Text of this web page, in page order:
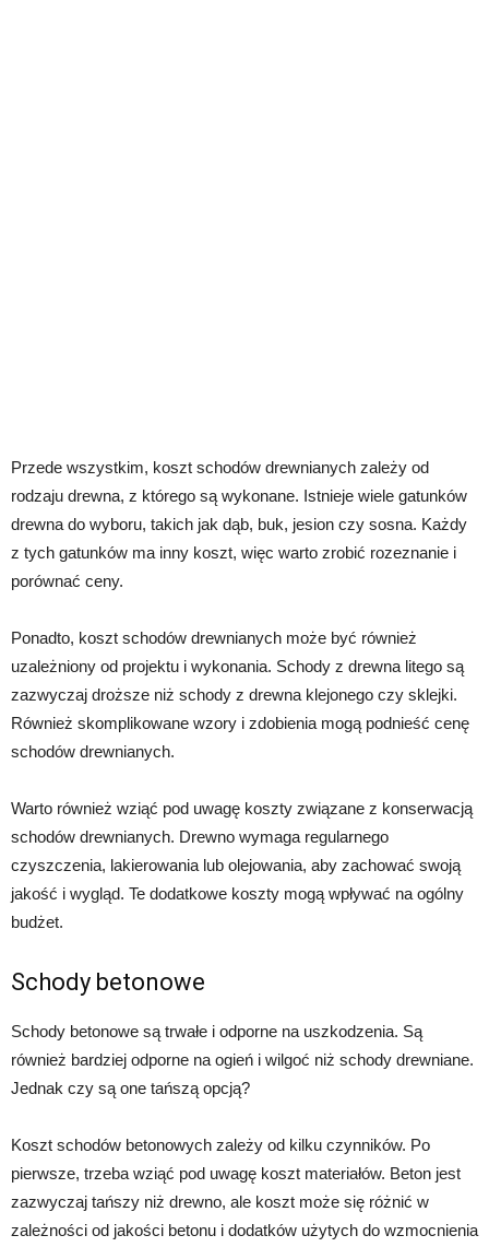
Przede wszystkim, koszt schodów drewnianych zależy od
rodzaju drewna, z którego są wykonane. Istnieje wiele gatunków
drewna do wyboru, takich jak dąb, buk, jesion czy sosna. Każdy
z tych gatunków ma inny koszt, więc warto zrobić rozeznanie i
porównać ceny.
Ponadto, koszt schodów drewnianych może być również
uzależniony od projektu i wykonania. Schody z drewna litego są
zazwyczaj droższe niż schody z drewna klejonego czy sklejki.
Również skomplikowane wzory i zdobienia mogą podnieść cenę
schodów drewnianych.
Warto również wziąć pod uwagę koszty związane z konserwacją
schodów drewnianych. Drewno wymaga regularnego
czyszczenia, lakierowania lub olejowania, aby zachować swoją
jakość i wygląd. Te dodatkowe koszty mogą wpływać na ogólny
budżet.
Schody betonowe
Schody betonowe są trwałe i odporne na uszkodzenia. Są
również bardziej odporne na ogień i wilgoć niż schody drewniane.
Jednak czy są one tańszą opcją?
Koszt schodów betonowych zależy od kilku czynników. Po
pierwsze, trzeba wziąć pod uwagę koszt materiałów. Beton jest
zazwyczaj tańszy niż drewno, ale koszt może się różnić w
zależności od jakości betonu i dodatków użytych do wzmocnienia